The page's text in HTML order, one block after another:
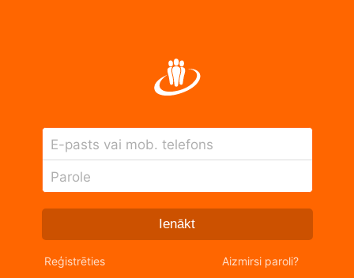
E-pasts vai mob. telefons
Parole
Ienākt
Reģistrēties Aizmirsi paroli?